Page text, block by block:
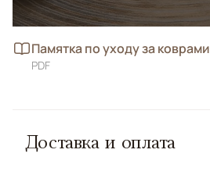
Памятка по уходу за коврами
PDF
Доставка и оплата